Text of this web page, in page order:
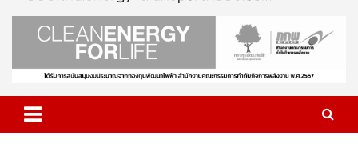
www.ten-news.com
ข่าวพลังงานและคมนาคม